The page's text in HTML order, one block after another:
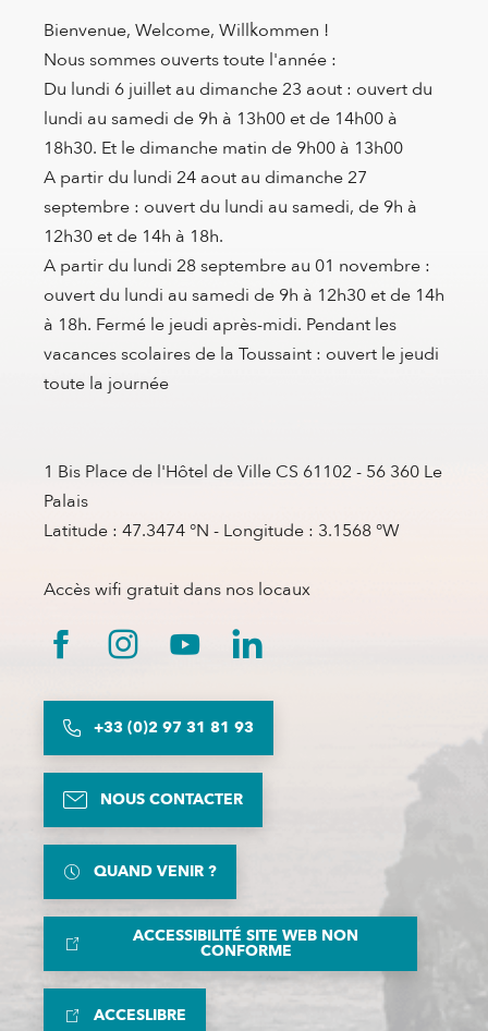
Bienvenue, Welcome, Willkommen !
Nous sommes ouverts toute l'année :
Du lundi 6 juillet au dimanche 23 aout : ouvert du
lundi au samedi de 9h à 13h00 et de 14h00 à
18h30. Et le dimanche matin de 9h00 à 13h00
A partir du lundi 24 aout au dimanche 27
septembre : ouvert du lundi au samedi, de 9h à
12h30 et de 14h à 18h.
A partir du lundi 28 septembre au 01 novembre :
ouvert du lundi au samedi de 9h à 12h30 et de 14h
à 18h. Fermé le jeudi après-midi. Pendant les
vacances scolaires de la Toussaint : ouvert le jeudi
toute la journée
1 Bis Place de l'Hôtel de Ville CS 61102 - 56 360 Le
Palais
Latitude : 47.3474 °N - Longitude : 3.1568 °W
Accès wifi gratuit dans nos locaux
+33 (0)2 97 31 81 93
NOUS CONTACTER
QUAND VENIR ?
ACCESSIBILITÉ SITE WEB NON
CONFORME
ACCESLIBRE